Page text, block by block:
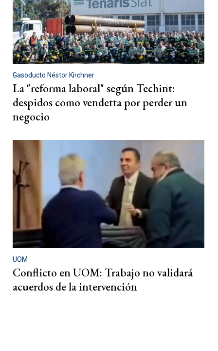
Gasoducto Néstor Kirchner
La "reforma laboral" según Techint:
despidos como vendetta por perder un
negocio
UOM
Conflicto en UOM: Trabajo no validará
acuerdos de la intervención